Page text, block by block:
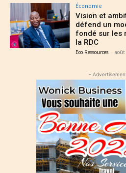
Économie
Vision et
défend un
fondé sur les
la RDC
Eco Ressources -
-